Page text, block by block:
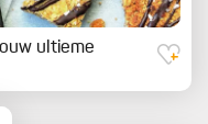
ultieme